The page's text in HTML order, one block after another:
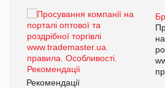
Рекомендації